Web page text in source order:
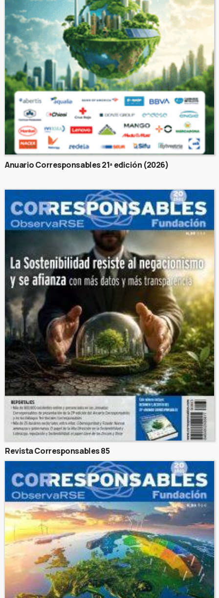
Anuario Corresponsables 21ª edición (2026)
Revista Corresponsables 85